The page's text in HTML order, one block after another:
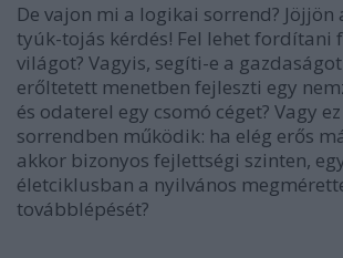
De vajon mi a logikai sorrend?
tyúk-tojás kérdés! Fel lehet fordítani
világot? Vagyis, segíti-e a
erőltetett menetben fejleszti egy
és odaterel egy csomó céget? Vagy
sorrendben működik: ha elég erős
akkor bizonyos fejlettségi szinten,
életciklusban a nyilvános
továbblépését?